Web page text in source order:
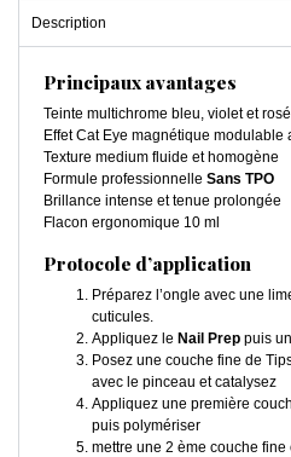
Description
Principaux avantages
Teinte multichrome bleu, violet et
Effet Cat Eye magnétique modulable
Texture medium fluide et homogène
Formule professionnelle Sans TPO
Brillance intense et tenue prolongée
Flacon ergonomique 10 ml
Protocole d’application
Préparez l’ongle avec une
cuticules.
Appliquez le Nail Prep puis un
Posez une couche fine de
avec le pinceau et catalysez
Appliquez une première
puis polymériser
mettre une 2 ème couche fine